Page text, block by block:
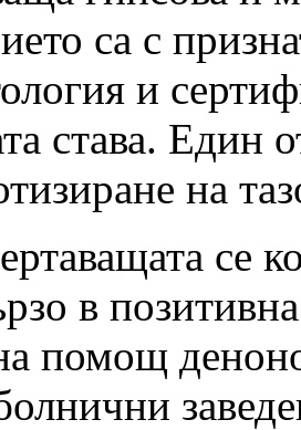
са с
и
става. Един
на
се
в
помощ